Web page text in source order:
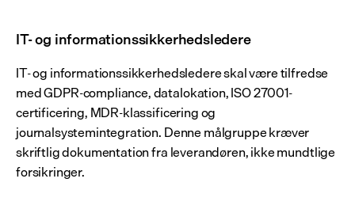
IT- og informationssikkerhedsledere
IT- og informationssikkerhedsledere skal være tilfredse
med GDPR-compliance, datalokation, ISO 27001-
certificering, MDR-klassificering og
journalsystemintegration. Denne målgruppe kræver
skriftlig dokumentation fra leverandøren, ikke mundtlige
forsikringer.